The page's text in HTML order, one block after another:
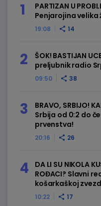
19:08 14
PARTIZAN U
Penjarojina
09:50 38
ŠOK! BASTIJAN
preljubnik radio
20:16 26
BRAVO, SRBIJO!
Srbija od 0:2 do
prvenstva!
10:22 17
DA LI SU NIKOLA
ROĐACI? Slavni
košarkaškoj